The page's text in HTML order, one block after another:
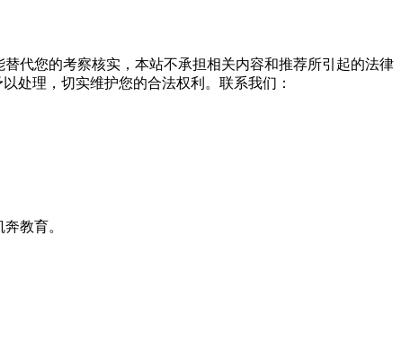
代您的考察核实，本站不承担相关内容和推荐所引起的法律
处理，切实维护您的合法权利。联系我们：
教育。